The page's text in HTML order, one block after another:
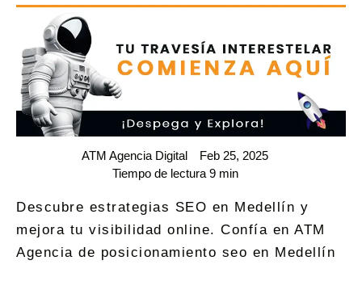
ATM Agencia Digital
Feb 25, 2025
Tiempo de lectura 9 min
Descubre estrategias SEO en Medellín y
mejora tu visibilidad online. Confía en ATM
Agencia de posicionamiento seo en Medellín